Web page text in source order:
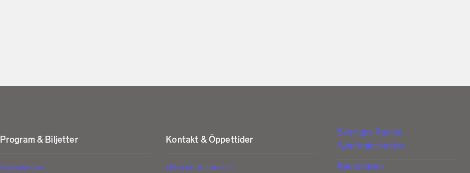
Program & Biljetter
Kalendarium
Kontakt & Öppettider
Hitta hit & kontakt
Sveriges Radios
Symfoniorkester
Radiokören